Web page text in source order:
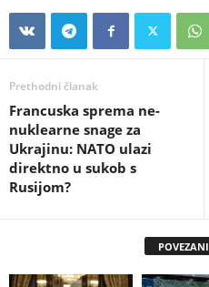
Prethodni članak
Francuska sprema ne-
nuklearne snage za
Ukrajinu: NATO ulazi
direktno u sukob s
Rusijom?